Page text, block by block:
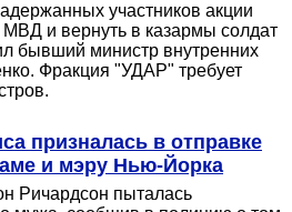
участников акции
МВД и вернуть в казармы солдат
бывший министр внутренних
Фракция "УДАР" требует
призналась в отправке
и мэру Нью-Йорка
Ричардсон пыталась